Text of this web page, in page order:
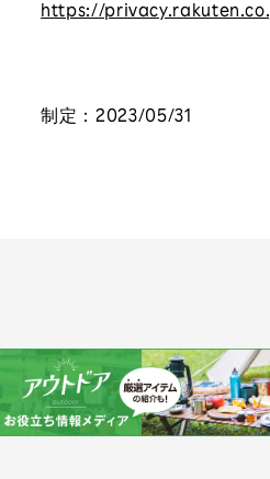
https://
制定：2023/05/31